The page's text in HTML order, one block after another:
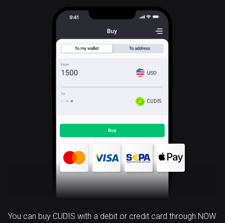
CUDIS
You can buy CUDIS with a debit or credit card through NOW